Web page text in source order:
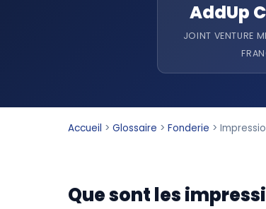
AddUp
JOINT VENTURE
Accueil > Glossaire > Fonderie >
Que sont les